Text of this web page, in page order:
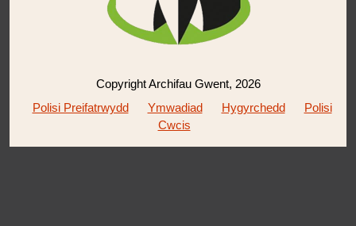
Copyright Archifau Gwent, 2026
Polisi Preifatrwydd
Ymwadiad Hygyrchedd
Polisi
Cwcis